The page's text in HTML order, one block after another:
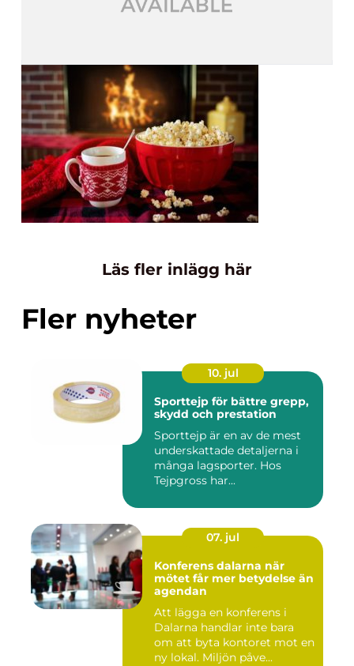
Läs fler inlägg här
Fler nyheter
10. jul
Sporttejp för bättre grepp,
skydd och prestation
Sporttejp är en av de mest
underskattade detaljerna i
många lagsporter. Hos
Tejpgross har...
07. jul
Konferens dalarna när
mötet får mer betydelse än
agendan
Att lägga en konferens i
Dalarna handlar inte bara
om att byta kontoret mot en
ny lokal. Miljön påve...